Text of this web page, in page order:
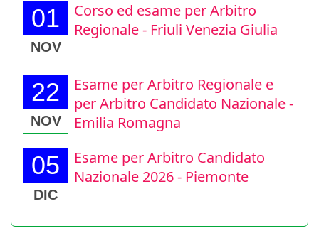
01
NOV
Corso ed esame per Arbitro
Regionale - Friuli Venezia Giulia
22
NOV
Esame per Arbitro Regionale e
per Arbitro Candidato Nazionale -
Emilia Romagna
05
DIC
Esame per Arbitro Candidato
Nazionale 2026 - Piemonte